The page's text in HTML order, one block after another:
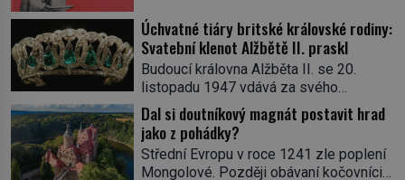
prohlásil o něm jiný významný
francouzský revolucionář, Honoré de
Mirabeau […]
rychle v jedné ze „sandtnerek“.
„Zaplaťpánbůh, že už nemusíme chodit
s lístky,“ povzdechne si směrem ke
služce, kterou má v kuchyni k ruce.
Ještě v prvních letech nové republiky
fungoval kvůli nedostatku zboží
přídělový systém. […]
Úchvatné tiáry britské královské rodiny:
Svatební klenot Alžbětě II. praskl
Budoucí královna Alžběta II. se 20.
listopadu 1947 vdává za svého
vyvoleného Filipa Mountbattena. Aby
měla na obřad ve Westminsteru podle
tradice „něco vypůjčeného“, její matka jí
věnuje jedinečný šperk ze své
Dal si doutníkový magnát postavit hrad
jako z pohádky?
Střední Evropu v roce 1241 zle poplení
Mongolové. Později obávaní kočovníci